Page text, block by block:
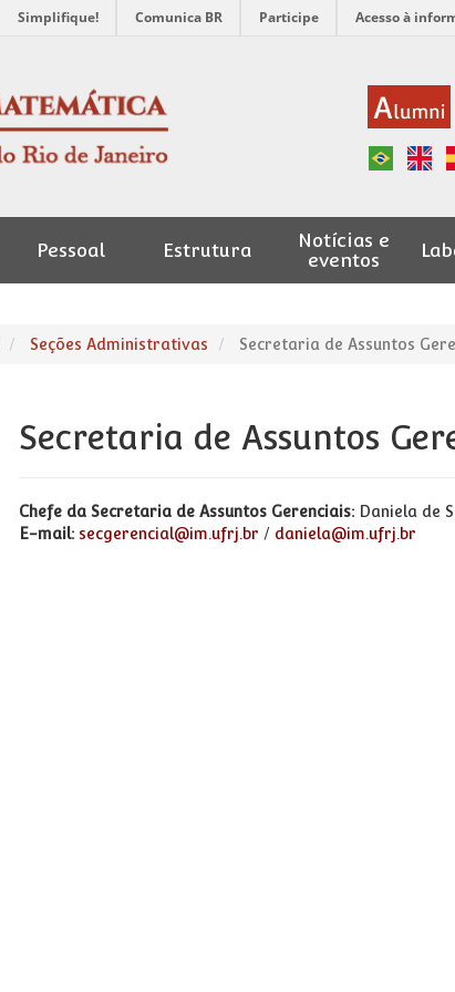
Simplifique! Comunica BR Participe Acesso à
Pessoal Estrutura
Notícias e
eventos
Seções Administrativas Secretaria de Assuntos
Secretaria de Assuntos
Chefe da Secretaria de Assuntos Gerenciais: Daniela de
E-mail: secgerencial@im.ufrj.br / daniela@im.ufrj.br